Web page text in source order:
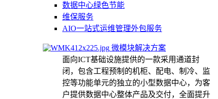
数据中心绿色节能
维保服务
AIO一站式运维管理外包服务
微模块解决方案
面向ICT基础设施提供的一款采用通道封
闭，包含工程预制的机柜、配电、制冷、监
控等功能单元的独立的小型数据中心，为客
户提供数据中心整体产品及交付，全面提升